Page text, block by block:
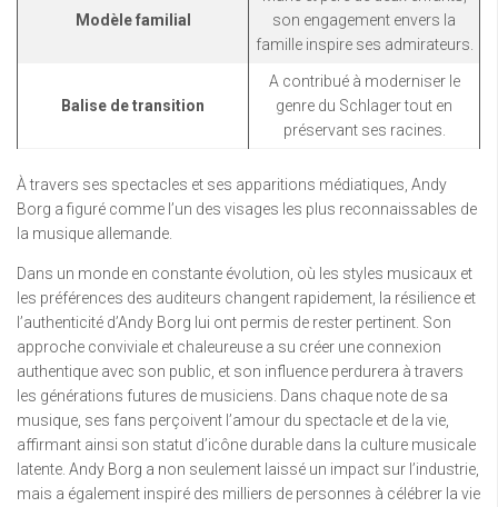
Modèle familial
son engagement envers la
famille inspire ses admirateurs.
Balise de transition
A contribué à moderniser le
genre du Schlager tout en
préservant ses racines.
À travers ses spectacles et ses apparitions médiatiques, Andy
Borg a figuré comme l’un des visages les plus reconnaissables de
la musique allemande.
Dans un monde en constante évolution, où les styles musicaux et
les préférences des auditeurs changent rapidement, la résilience et
l’authenticité d’Andy Borg lui ont permis de rester pertinent. Son
approche conviviale et chaleureuse a su créer une connexion
authentique avec son public, et son influence perdurera à travers
les générations futures de musiciens. Dans chaque note de sa
musique, ses fans perçoivent l’amour du spectacle et de la vie,
affirmant ainsi son statut d’icône durable dans la culture musicale
latente. Andy Borg a non seulement laissé un impact sur l’industrie,
mais a également inspiré des milliers de personnes à célébrer la vie